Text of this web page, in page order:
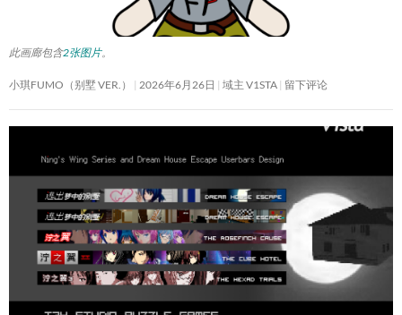
此画廊包含2张图片。
小琪FUMO（别墅 VER.） 2026年6月26日 域主 V1STA 留下评论